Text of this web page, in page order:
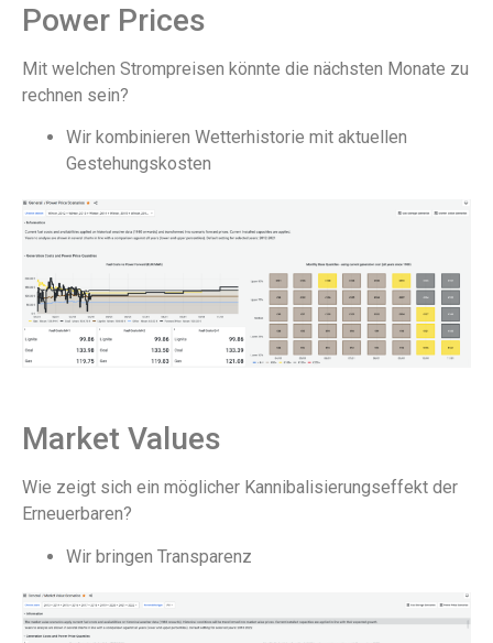
Power Prices
Mit welchen Strompreisen könnte die nächsten Monate zu
rechnen sein?
Wir kombinieren Wetterhistorie mit aktuellen
Gestehungskosten
Market Values
Wie zeigt sich ein möglicher Kannibalisierungseffekt der
Erneuerbaren?
Wir bringen Transparenz